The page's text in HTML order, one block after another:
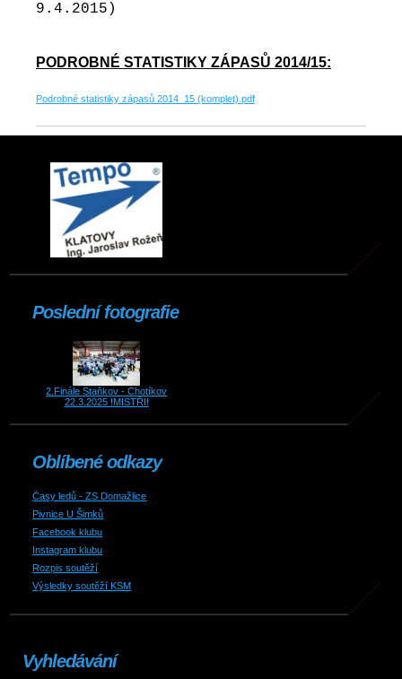
9.4.2015)
PODROBNÉ STATISTIKY ZÁPASŮ 2014/15:
Podrobné statistiky zápasů 2014_15 (komplet).pdf
Poslední fotografie
2.Finále Staňkov - Chotíkov
22.3.2025 !MISTŘI!
Oblíbené odkazy
Časy ledů - ZS Domažlice
Pivnice U Šimků
Facebook klubu
Instagram klubu
Rozpis soutěží
Výsledky soutěží KSM
Vyhledávání